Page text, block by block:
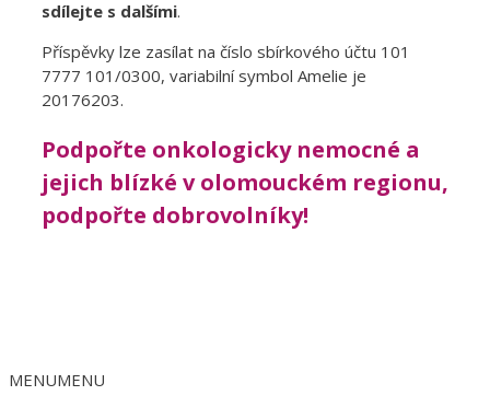
sdílejte s dalšími.
Příspěvky lze zasílat na číslo sbírkového účtu 101
7777 101/0300, variabilní symbol Amelie je
20176203.
Podpořte onkologicky nemocné a
jejich blízké v olomouckém regionu,
podpořte dobrovolníky!
MENUMENU